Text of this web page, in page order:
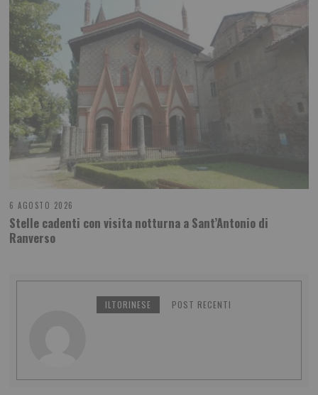
6 AGOSTO 2026
Stelle cadenti con visita notturna a Sant’Antonio di
Ranverso
ILTORINESE POST RECENTI